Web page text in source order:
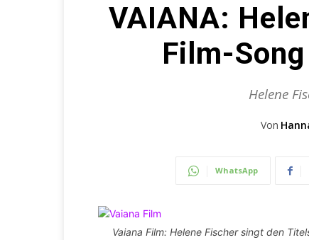
VAIANA:
Film-
Helene
Von
WhatsApp
Vaiana Film: Helene Fischer singt den